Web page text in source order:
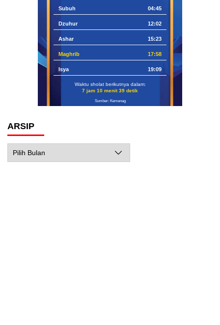
Subuh 04:45
Dzuhur 12:02
Ashar 15:23
Maghrib 17:58
Isya 19:09
Waktu sholat berikutnya dalam:
7 jam 10 menit 38 detik
Sumber: Kemenag
ARSIP